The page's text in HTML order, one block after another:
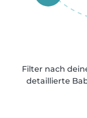
Filter nach
detaillierte